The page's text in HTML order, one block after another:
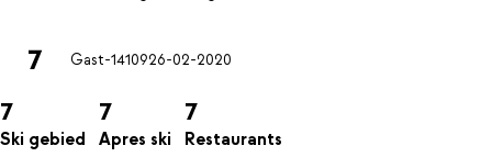
7 Gast-1410926-02-2020
7
Ski gebied
7
Apres ski
7
Restaurants